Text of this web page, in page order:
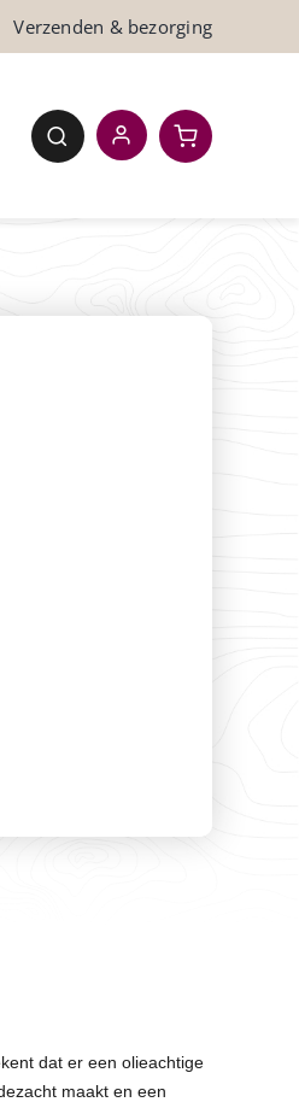
Verzenden & bezorging
dat er een olieachtige
maakt en een